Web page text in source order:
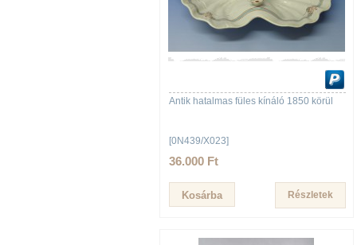
Antik hatalmas füles kínáló 1850 körül
[0N439/X023]
36.000 Ft
Részletek